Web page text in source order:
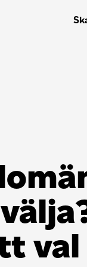
val